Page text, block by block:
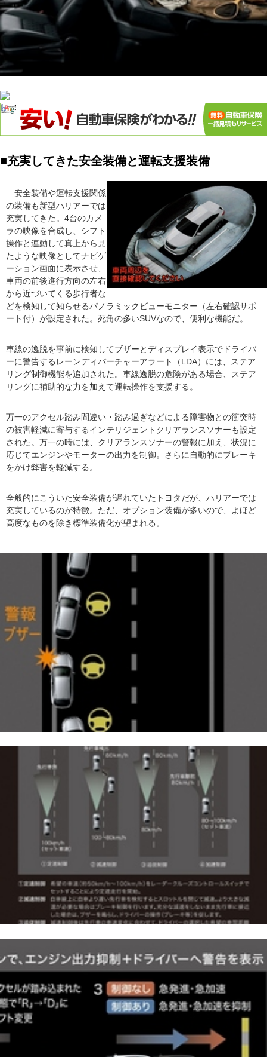
■充実してきた安全装備と運転支援装備
安全装備や運転支援関係
の装備も新型ハリアーでは
充実してきた。4台のカメ
ラの映像を合成し、シフト
操作と連動して真上から見
たような映像としてナビゲ
ーション画面に表示させ、
車両の前後進行方向の左右
から近づいてくる歩行者な
どを検知して知らせるパノラミックビューモニター（左右確認サポ
ート付）が設定された。死角の多いSUVなので、便利な機能だ。
車線の逸脱を事前に検知してブザーとディスプレイ表示でドライバ
ーに警告するレーンディパーチャーアラート（LDA）には、ステア
リング制御機能を追加された。車線逸脱の危険がある場合、ステア
リングに補助的な力を加えて運転操作を支援する。
万一のアクセル踏み間違い・踏み過ぎなどによる障害物との衝突時
の被害軽減に寄与するインテリジェントクリアランスソナーも設定
された。万一の時には、クリアランスソナーの警報に加え、状況に
応じてエンジンやモーターの出力を制御。さらに自動的にブレーキ
をかけ弊害を軽減する。
全般的にこういた安全装備が遅れていたトヨタだが、ハリアーでは
充実しているのが特徴。ただ、オプション装備が多いので、よほど
高度なものを除き標準装備化が望まれる。